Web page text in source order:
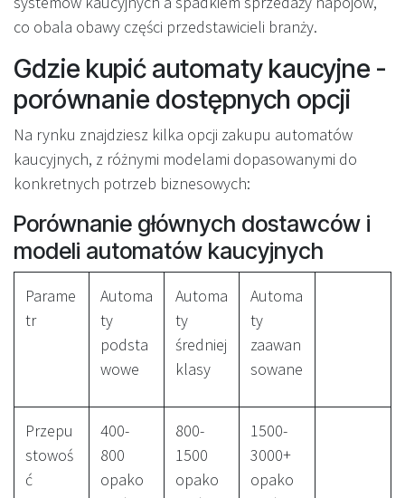
co obala obawy części przedstawicieli branży.
Gdzie kupić automaty kaucyjne -
porównanie dostępnych opcji
Na rynku znajdziesz kilka opcji zakupu automatów
kaucyjnych, z różnymi modelami dopasowanymi do
konkretnych potrzeb biznesowych:
Porównanie głównych dostawców i
modeli automatów kaucyjnych
Parame
tr
Automa
ty
podsta
wowe
Automa
ty
średniej
klasy
Automa
ty
zaawan
sowane
Przepu
stowoś
ć
400-
800
opako
800-
1500
opako
1500-
3000+
opako